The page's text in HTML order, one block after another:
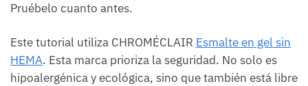
Pruébelo cuanto antes.
Este tutorial utiliza CHROMÉCLAIR Esmalte en gel sin
HEMA. Esta marca prioriza la seguridad. No solo es
hipoalergénica y ecológica, sino que también está libre